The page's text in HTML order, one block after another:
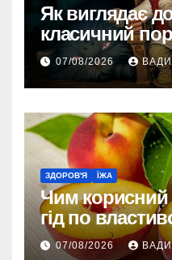
Як виглядає
класичний
зовнішності
07/08/2026
ЗДОРОВ'Я ЇЖА
Чим корисний
гід по
впливі на
07/08/2026